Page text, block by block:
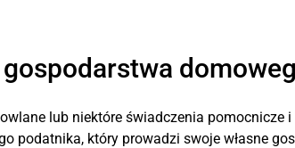
lub niektóre świadczenia pomocnicze i
podatnika, który prowadzi swoje własne